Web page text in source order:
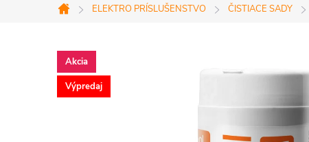
Domov
ELEKTRO PRÍSLUŠENSTVO ČISTIACE SADY
Akcia
Výpredaj